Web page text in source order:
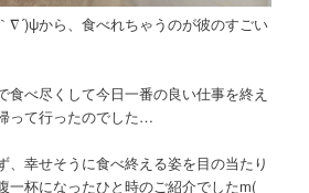
から、食べれちゃうのが彼のすごい
食べ尽くして今日一番の良い仕事を終え
って行ったのでした…
、幸せそうに食べ終える姿を目の当たり
一杯になったひと時のご紹介でしたm(_